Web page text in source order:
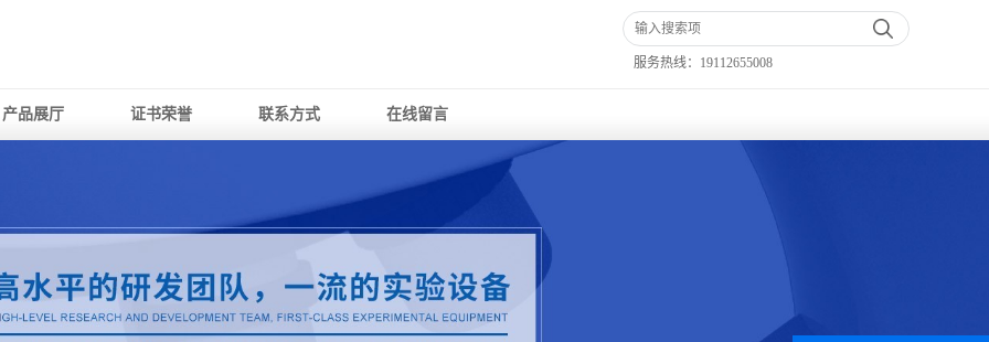
服务热线： 19112655008
产品展厅 证书荣誉 联系方式 在线留言